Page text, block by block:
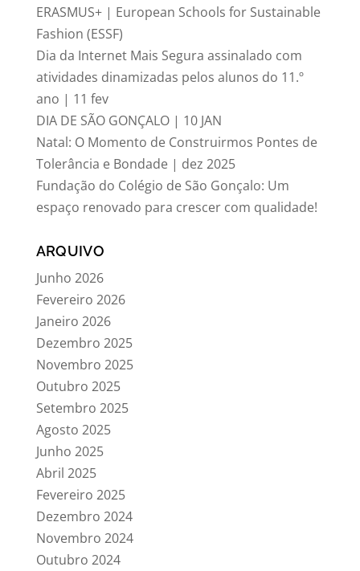
ERASMUS+ | European Schools for Sustainable
Fashion (ESSF)
Dia da Internet Mais Segura assinalado com
atividades dinamizadas pelos alunos do 11.º
ano | 11 fev
DIA DE SÃO GONÇALO | 10 JAN
Natal: O Momento de Construirmos Pontes de
Tolerância e Bondade | dez 2025
Fundação do Colégio de São Gonçalo: Um
espaço renovado para crescer com qualidade!
ARQUIVO
Junho 2026
Fevereiro 2026
Janeiro 2026
Dezembro 2025
Novembro 2025
Outubro 2025
Setembro 2025
Agosto 2025
Junho 2025
Abril 2025
Fevereiro 2025
Dezembro 2024
Novembro 2024
Outubro 2024